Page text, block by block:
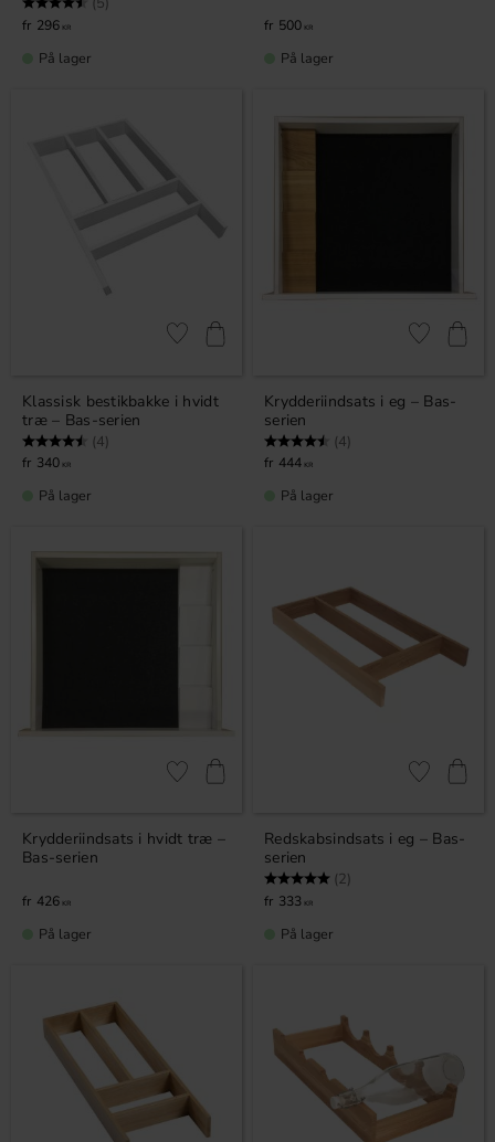
296 KR
På lager
500 KR
På lager
Klassisk bestikbakke i hvidt
træ – Bas-serien
Vurdering: (4)
340 KR
Gem som favorit
På lager
Krydderiindsats i eg – Bas-
serien
Vurdering: (4)
444 KR
Gem som
På lager
Krydderiindsats i hvidt træ –
Bas-serien
426 KR
Gem som favorit
På lager
Redskabsindsats i eg – Bas-
serien
Vurdering: (2)
333 KR
Gem som
På lager